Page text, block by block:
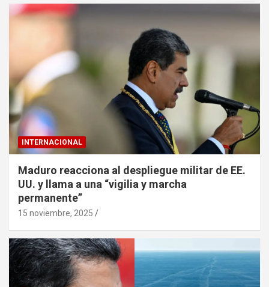
INTERNACIONAL
Maduro reacciona al despliegue militar de EE.
UU. y llama a una “vigilia y marcha
permanente”
15 noviembre, 2025